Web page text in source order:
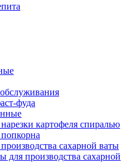
фуда
картофеля спиралью
сахарной ваты
для производства сахарной